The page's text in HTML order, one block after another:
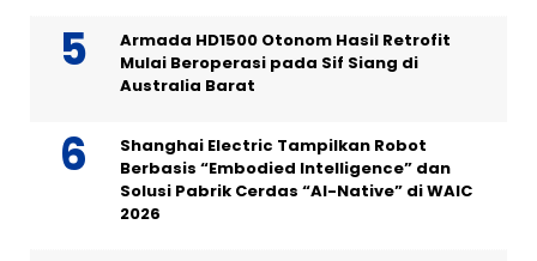
Armada HD1500 Otonom Hasil Retrofit
Mulai Beroperasi pada Sif Siang di
Australia Barat
Shanghai Electric Tampilkan Robot
Berbasis “Embodied Intelligence” dan
Solusi Pabrik Cerdas “AI-Native” di WAIC
2026